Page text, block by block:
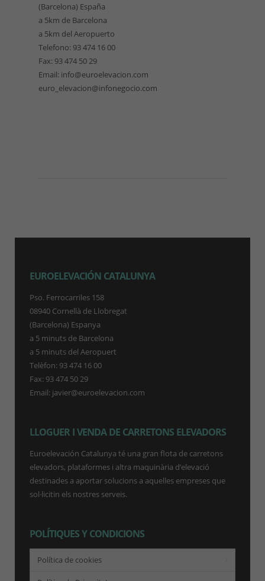
(Barcelona) España
a 5km de Barcelona
a 5km del Aeropuerto
Telefono: 93 474 16 00
Fax: 93 474 50 29
Email: info@euroelevacion.com
euro_elevacion@infonegocio.com
EUROELEVACIÓN CATALUNYA
Pso. Ferrocarriles 158
08940 Cornellà de Llobregat
(Barcelona) Espanya
a 5 minuts de Barcelona
a 5 minuts del Aeropuert
Telèfon: 93 474 16 00
Fax: 93 474 50 29
Email: javier@euroelevacion.com
LLOGUER I VENDA DE CARRETONS ELEVADORS
Euroelevación Catalunya té una gran flota de carretons
elevadors, plataformes i altra maquinària d’elevació
destinades a aportar solucions a aquelles empreses que
sol·licitin els nostres serveis.
POLÍTIQUES Y CONDICIONS
Política de cookies